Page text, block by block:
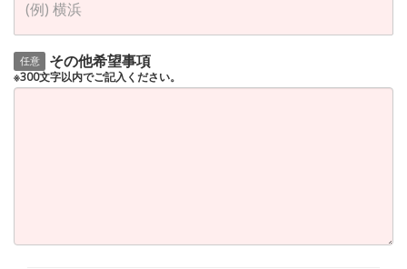
任意 その他希望事項
※300文字以内でご記入ください。